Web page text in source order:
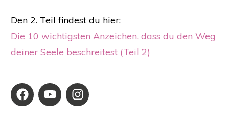
Den 2. Teil findest du hier:
Die 10 wichtigsten Anzeichen, dass du den Weg
deiner Seele beschreitest (Teil 2)